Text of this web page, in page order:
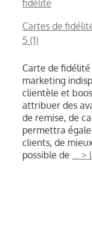
fidélité
Cartes de
5 (1)
Carte de
marketing
clientèle et
attribuer des
de remise, de
permettra
clients, de
possible de ... >